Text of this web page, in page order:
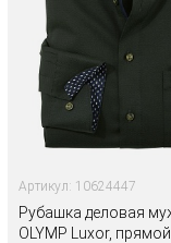
Артикул: 10624447
Рубашка деловая
OLYMP Luxor, прямой